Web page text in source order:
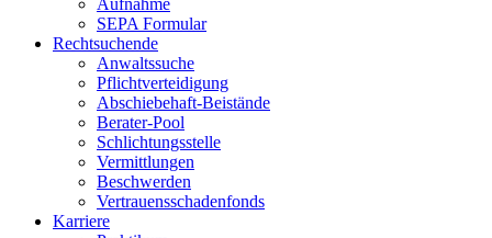
Aufnahme
SEPA Formular
Rechtsuchende
Anwaltssuche
Pflichtverteidigung
Abschiebehaft-Beistände
Berater-Pool
Schlichtungsstelle
Vermittlungen
Beschwerden
Vertrauensschadenfonds
Karriere